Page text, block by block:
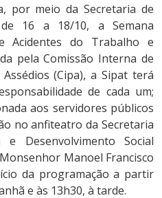
por meio da Secretaria de
de 16 a 18/10, a Semana
Acidentes do Trabalho e
pela Comissão Interna de
(Cipa), a Sipat terá
de cada um;
aos servidores públicos
no anfiteatro da Secretaria
e Desenvolvimento Social
Manoel Francisco
da programação a partir
e às 13h30, à tarde.